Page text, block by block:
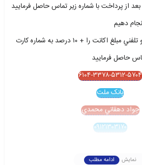
از پرداخت با شماره زير تماس حاصل فرماييد
دهيم
براي خريد کارت به کارت و تلفني مبلغ اکانت را + ۱۰ درصد به شماره کارت
حاصل فرماييد
۶۱۰۴-۳۳۷۸-۵۳۱۲-۵۷۰۴
بانک ملت
جواد دهقاني محمدي
۰۹۱۲۱۳۰۳۱۷۰
نمایش ادامه مطلب